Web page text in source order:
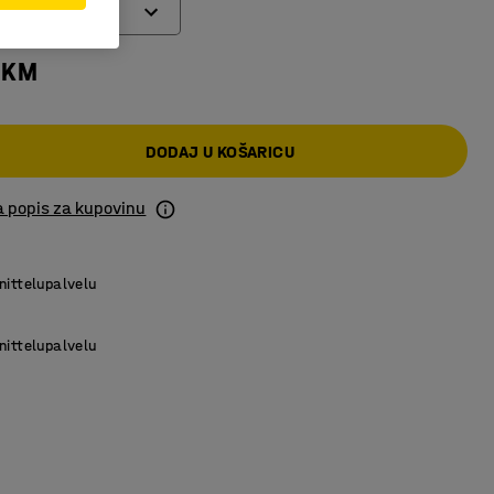
DODAJ U KOŠARICU
popis za kupovinu